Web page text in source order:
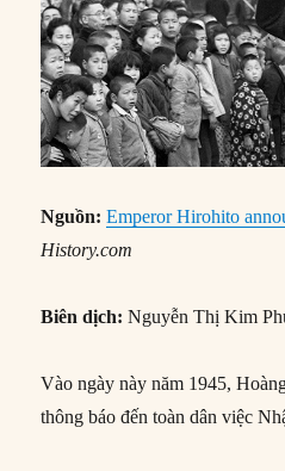
Nguồn:Emperor Hirohito
History.com
Biên dịch: Nguyễn Thị Kim
Vào ngày này năm 1945,
thông báo đến toàn dân việc